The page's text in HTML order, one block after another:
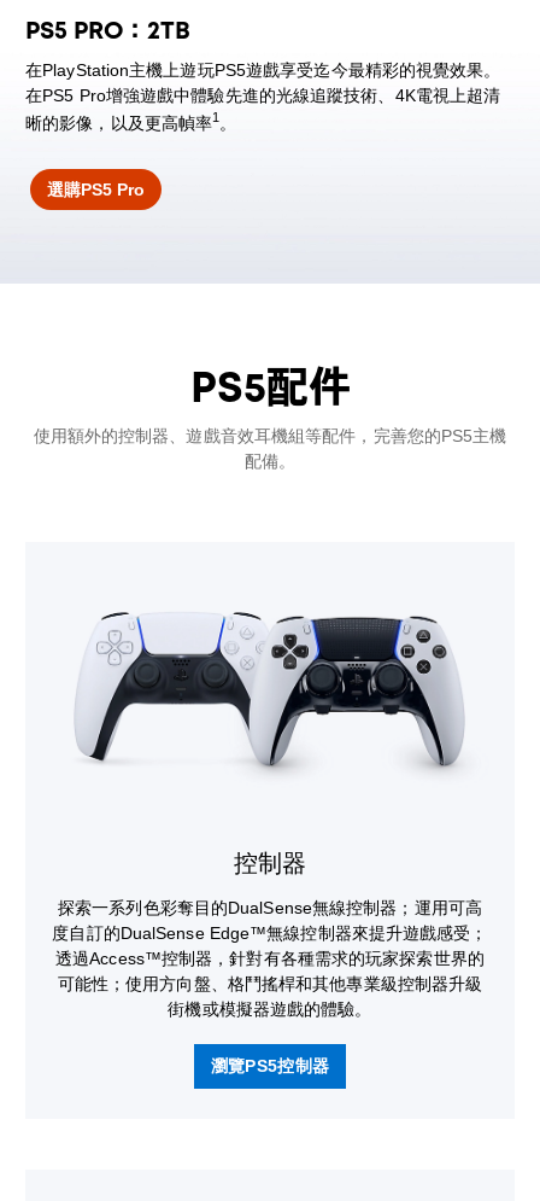
PS5 PRO：2TB
在PlayStation主機上遊玩PS5遊戲享受迄今最精彩的視覺效果。
在PS5 Pro增強遊戲中體驗先進的光線追蹤技術、4K電視上超清
晰的影像，以及更高幀率1 。
選購PS5 Pro
PS5配件
使用額外的控制器、遊戲音效耳機組等配件，完善您的PS5主機
配備。
控制器
探索一系列色彩奪目的DualSense無線控制器；運用可高
度自訂的DualSense Edge™無線控制器來提升遊戲感受；
透過Access™控制器，針對有各種需求的玩家探索世界的
可能性；使用方向盤、格鬥搖桿和其他專業級控制器升級
街機或模擬器遊戲的體驗。
瀏覽PS5控制器